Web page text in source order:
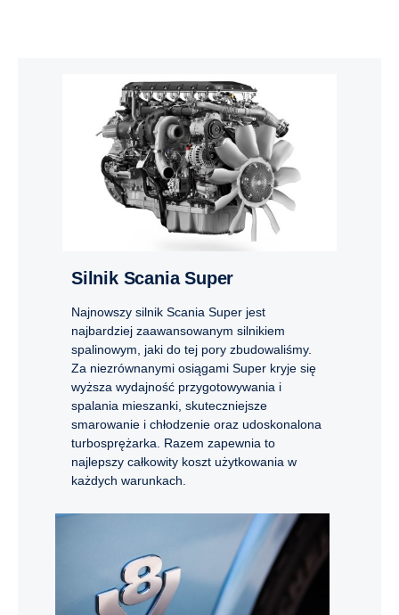
Silnik Scania Super
Najnowszy silnik Scania Super jest
najbardziej zaawansowanym silnikiem
spalinowym, jaki do tej pory zbudowaliśmy.
Za niezrównanymi osiągami Super kryje się
wyższa wydajność przygotowywania i
spalania mieszanki, skuteczniejsze
smarowanie i chłodzenie oraz udoskonalona
turbosprężarka. Razem zapewnia to
najlepszy całkowity koszt użytkowania w
każdych warunkach.